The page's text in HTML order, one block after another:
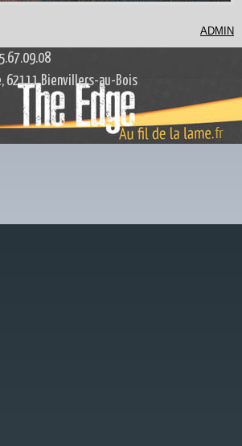
62111 Bienvillers-au-Bois
ADMIN